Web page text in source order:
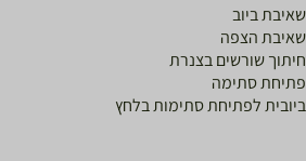
ביוב
הצפה
שורשים בצנרת
סתימה
לפתיחת סתימות בלחץ